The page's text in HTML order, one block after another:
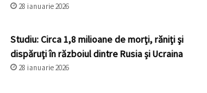
28 ianuarie 2026
Studiu: Circa 1,8 milioane de morţi, răniţi şi
dispăruţi în războiul dintre Rusia și Ucraina
28 ianuarie 2026